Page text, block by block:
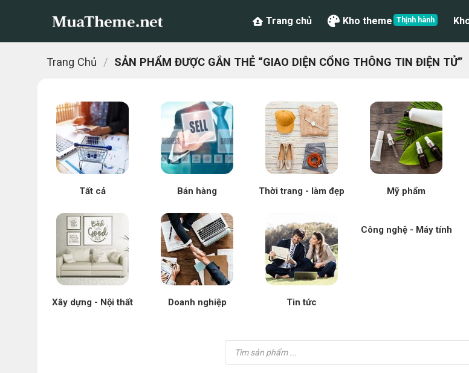
Trang chủ Kho theme
Trang Chủ / SẢN PHẨM ĐƯỢC GẮN THẺ “GIAO DIỆN CỔNG THÔNG TIN ĐIỆN TỬ”
Tất cả Bán hàng Thời trang - làm đẹp Mỹ phẩm
Xây dựng - Nội thất Doanh nghiệp Tin tức
Công nghệ - Máy tính
Tìm
kiếm
sản